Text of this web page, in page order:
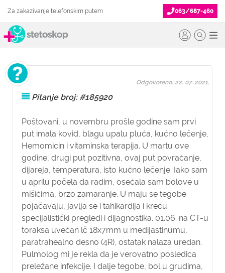
Za zakazivanje telefonskim putem 063/687-460
Pitanje broj: #185920
Poštovani, u novembru prošle godine sam prvi
put imala kovid, blagu upalu pluća, kućno lečenje,
Hemomicin i vitaminska terapija. U martu ove
godine, drugi put pozitivna, ovaj put povraćanje,
dijareja, temperatura, isto kućno lečenje. Iako sam
u aprilu počela da radim, osećala sam bolove u
mišićima, brzo zamaranje. U maju se tegobe
pojačavaju, javlja se i tahikardija i kreću
specijalistički pregledi i dijagnostika. 01.06. na CT-u
toraksa uvećan lč 18x7mm u medijastinumu,
paratrahealno desno (4R), ostatak nalaza uredan.
Pulmolog mi je rekla da je verovatno posledica
preležane infekcije. I dalje tegobe, bol u grudima,
Odgovoreno: 22. 07. 2021.